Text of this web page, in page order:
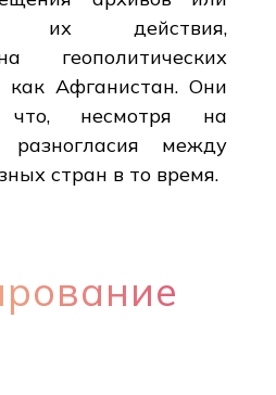
их действия,
геополитических
как Афганистан. Они
что, несмотря на
разногласия между
стран в то время.